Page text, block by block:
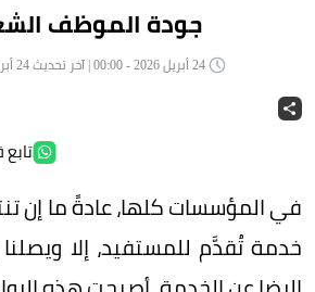
جودة الموظف
في المؤسسات كلها، عادةً ما إن
خدمة تُقدَّم للمستفيد، إلا